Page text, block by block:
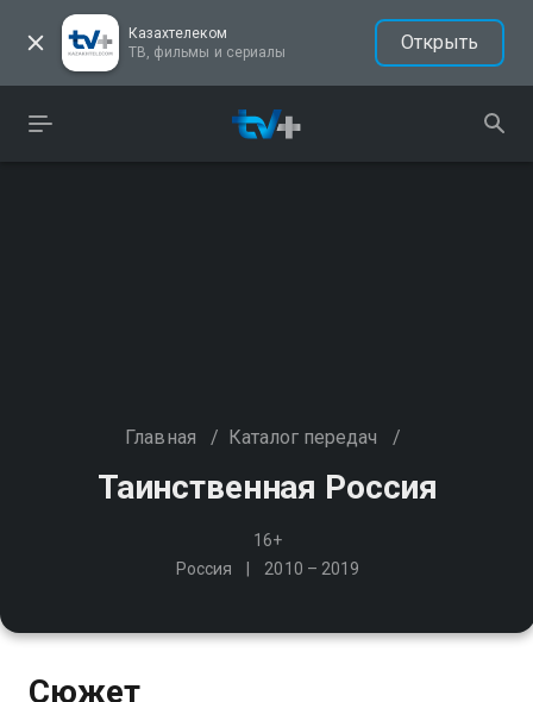
Казахтелеком
ТВ, фильмы и сериалы
Открыть
Главная / Каталог передач /
Таинственная Россия
16+
Россия
2010 – 2019
Сюжет